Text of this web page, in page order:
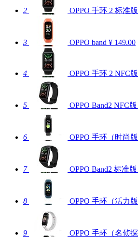
2 OPPO 手环 2 标准版
3 OPPO band ¥ 149.00
4 OPPO 手环 2 NFC版
5 OPPO Band2 NFC版
6 OPPO 手环（时尚版
7 OPPO Band2 标准版
8 OPPO 手环（活力版
9 OPPO 手环（名侦